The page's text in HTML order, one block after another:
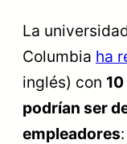
La
Columbia ha
inglés) con
podrían ser
empleadores: